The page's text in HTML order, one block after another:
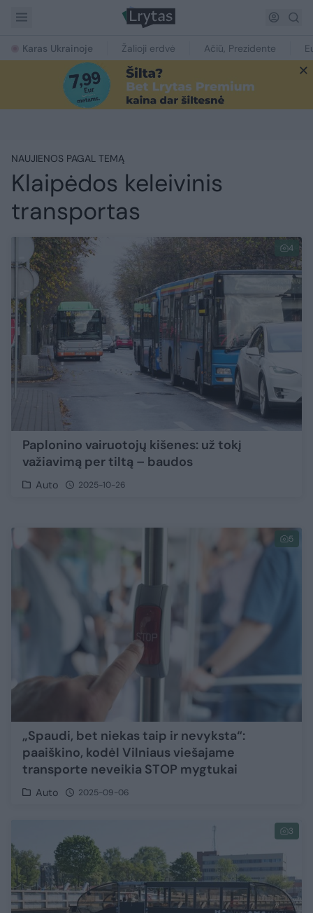
Karas Ukrainoje Žalioji erdvė Ačiū, Prezidente
NAUJIENOS PAGAL TEMĄ
Klaipėdos keleivinis
transportas
4
Paplonino vairuotojų kišenes: už tokį
važiavimą per tiltą – baudos
Auto 2025-10-26
5
„Spaudi, bet niekas taip ir nevyksta“:
paaiškino, kodėl Vilniaus viešajame
transporte neveikia STOP mygtukai
Auto 2025-09-06
3